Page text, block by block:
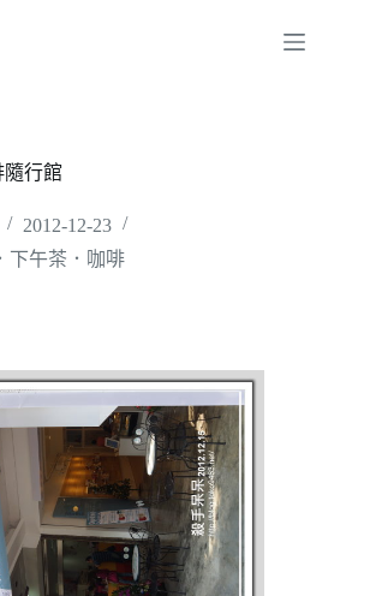
行館
2012-12-23
下午茶．咖啡